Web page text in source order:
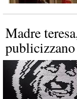
Madre